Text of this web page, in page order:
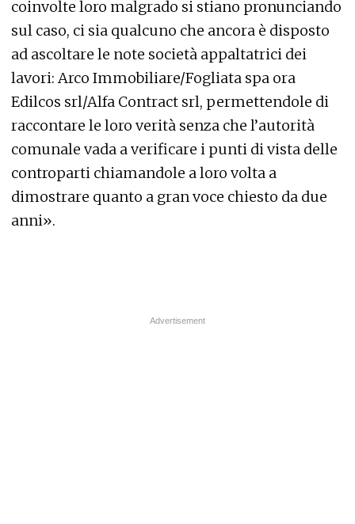
coinvolte loro malgrado si stiano pronunciando
sul caso, ci sia qualcuno che ancora è disposto
ad ascoltare le note società appaltatrici dei
lavori: Arco Immobiliare/Fogliata spa ora
Edilcos srl/Alfa Contract srl, permettendole di
raccontare le loro verità senza che l’autorità
comunale vada a verificare i punti di vista delle
controparti chiamandole a loro volta a
dimostrare quanto a gran voce chiesto da due
anni».